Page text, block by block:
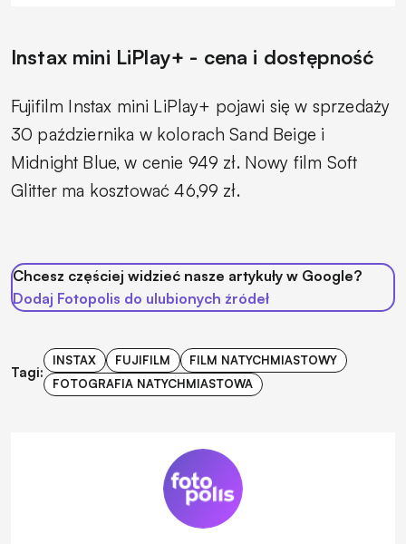
Instax mini LiPlay+ - cena i dostępność
Fujifilm Instax mini LiPlay+ pojawi się w sprzedaży
30 października w kolorach Sand Beige i
Midnight Blue, w cenie 949 zł. Nowy film Soft
Glitter ma kosztować 46,99 zł.
Chcesz częściej widzieć nasze artykuły w Google?
Dodaj Fotopolis do ulubionych źródeł
Tagi:
INSTAX FUJIFILM
FILM NATYCHMIASTOWY
FOTOGRAFIA NATYCHMIASTOWA